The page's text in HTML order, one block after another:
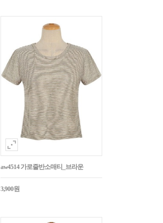
aw4514 가로줄반소매티_브라운
3,900원